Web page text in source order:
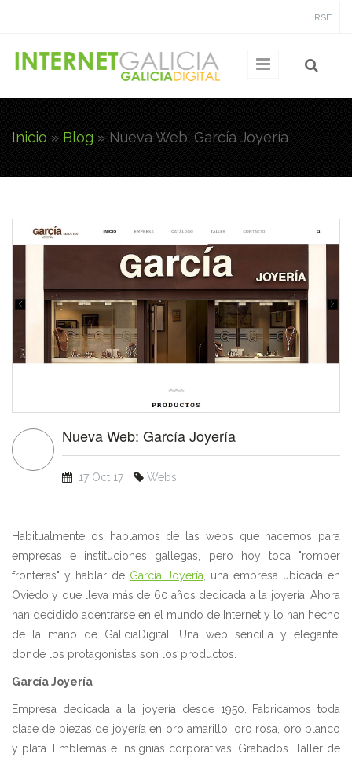
RSE
Usted está aquí
Inicio » Blog » Nueva Web: García Joyería
Nueva Web: García Joyería
17 Oct 17 Webs
Habitualmente os hablamos de las webs que hacemos para
empresas e instituciones gallegas, pero hoy toca "romper
fronteras" y hablar de García Joyería , una empresa ubicada en
Oviedo y que lleva más de 60 años dedicada a la joyería. Ahora
han decidido adentrarse en el mundo de Internet y lo han hecho
de la mano de GaliciaDigital. Una web sencilla y elegante,
donde los protagonistas son los productos.
García Joyería
Empresa dedicada a la joyería desde 1950. Fabricamos toda
clase de piezas de joyería en oro amarillo, oro rosa, oro blanco
y plata. Emblemas e insignias corporativas. Grabados. Taller de